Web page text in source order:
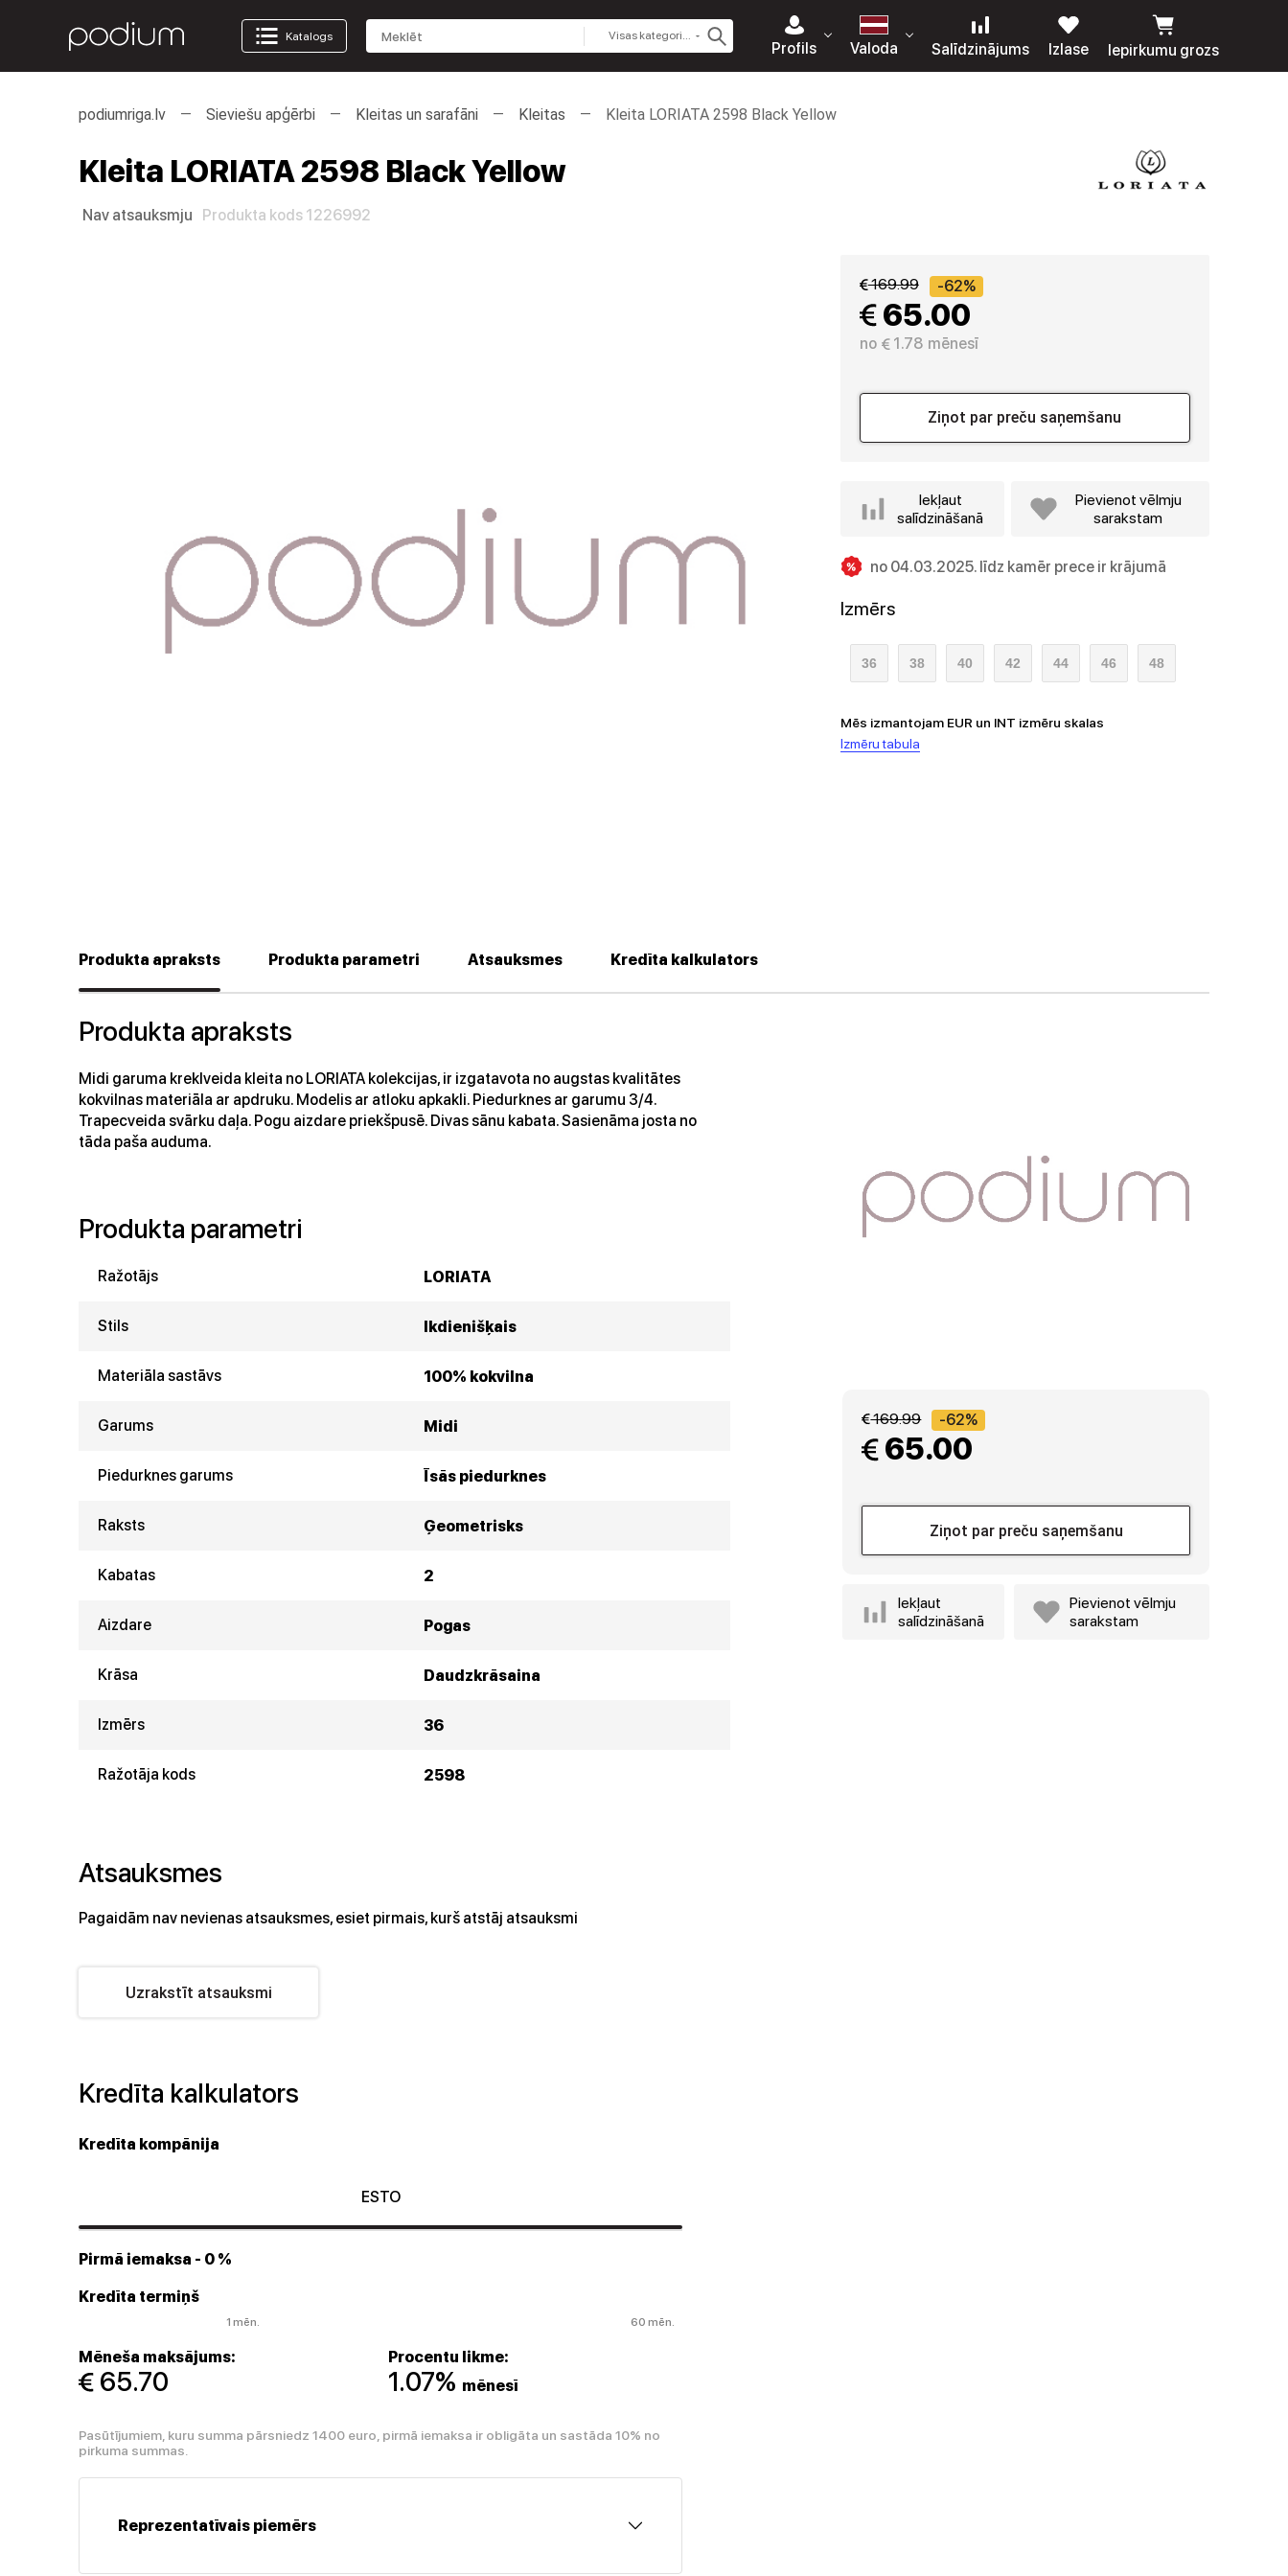
Katalogs Visas kategorijas
Profils Valoda Salīdzinājums Izlase Iepirkumu grozs
podiumriga.lv Sieviešu apģērbi Kleitas un sarafāni Kleitas Kleita LORIATA 2598 Black Yellow
Kleita LORIATA 2598 Black Yellow
Nav atsauksmju Produkta kods 1226992
169.99 -62%
65.00
no 1.78 mēnesī
Ziņot par preču saņemšanu
Iekļaut
salīdzināšanā
Pievienot vēlmju
sarakstam
no 04.03.2025. līdz kamēr prece ir krājumā
Izmērs
36 38 40 42 44 46 48
Mēs izmantojam EUR un INT izmēru skalas
Izmēru tabula
Produkta apraksts Produkta parametri Atsauksmes Kredīta kalkulators
Produkta apraksts
Midi garuma kreklveida kleita no LORIATA kolekcijas, ir izgatavota no augstas kvalitātes
kokvilnas materiāla ar apdruku. Modelis ar atloku apkakli. Piedurknes ar garumu 3/4.
Trapecveida svārku daļa. Pogu aizdare priekšpusē. Divas sānu kabata. Sasienāma josta no
tāda paša auduma.
Produkta parametri
Ražotājs LORIATA
Stils Ikdienišķais
Materiāla sastāvs 100% kokvilna
Garums Midi
Piedurknes garums Īsās piedurknes
Raksts Ģeometrisks
Kabatas 2
Aizdare Pogas
Krāsa Daudzkrāsaina
Izmērs 36
Ražotāja kods 2598
Atsauksmes
Pagaidām nav nevienas atsauksmes, esiet pirmais, kurš atstāj atsauksmi
Uzrakstīt atsauksmi
Kredīta kalkulators
Kredīta kompānija
ESTO
Pirmā iemaksa - 0 %
Kredīta termiņš
1 mēn. 60 mēn.
Mēneša maksājums:
65.70
Procentu likme:
1.07% mēnesī
Pasūtījumiem, kuru summa pārsniedz 1400 euro, pirmā iemaksa ir obligāta un sastāda 10% no
pirkuma summas.
Reprezentatīvais piemērs
169.99 -62%
65.00
Ziņot par preču saņemšanu
Iekļaut
salīdzināšanā
Pievienot vēlmju
sarakstam